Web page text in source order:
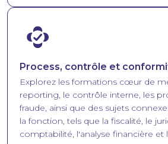
Image
Process, contrôle et
Explorez les formations cœur de
reporting, le contrôle interne, les
fraude, ainsi que des sujets
la fonction, tels que la fiscalité, le
comptabilité, l'analyse financière et